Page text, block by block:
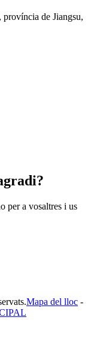
de Jiangsu,
per a vosaltres i us
Mapa del lloc -